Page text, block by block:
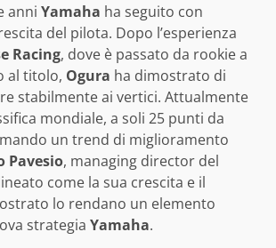
anni Yamaha ha seguito con
del pilota. Dopo l’esperienza
Racing, dove è passato da rookie a
al titolo, Ogura ha dimostrato di
stabilmente ai vertici. Attualmente
mondiale, a soli 25 punti da
un trend di miglioramento
Pavesio, managing director del
come la sua crescita e il
lo rendano un elemento
strategia Yamaha.